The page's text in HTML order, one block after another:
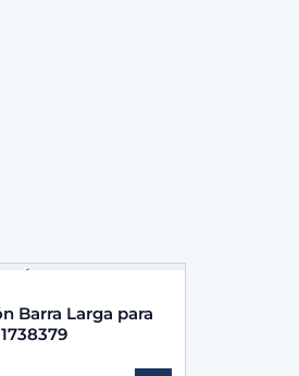
Barra Larga para